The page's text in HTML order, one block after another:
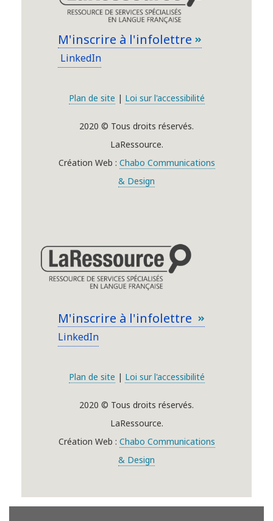
M'inscrire à l'infolettre
LinkedIn
Plan de site | Loi sur l'accessibilité
2020 © Tous droits réservés.
LaRessource.
Création Web : Chabo Communications
& Design
M'inscrire à l'infolettre
LinkedIn
Plan de site | Loi sur l'accessibilité
2020 © Tous droits réservés.
LaRessource.
Création Web : Chabo Communications
& Design